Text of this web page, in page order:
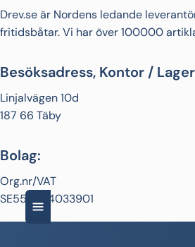
Drev.se är Nordens ledande
fritidsbåtar. Vi har över 100000
Besöksadress, Kontor /
Linjalvägen 10d
187 66 Täby
Bolag:
Org.nr/VAT
SE556664033901
Till motorn